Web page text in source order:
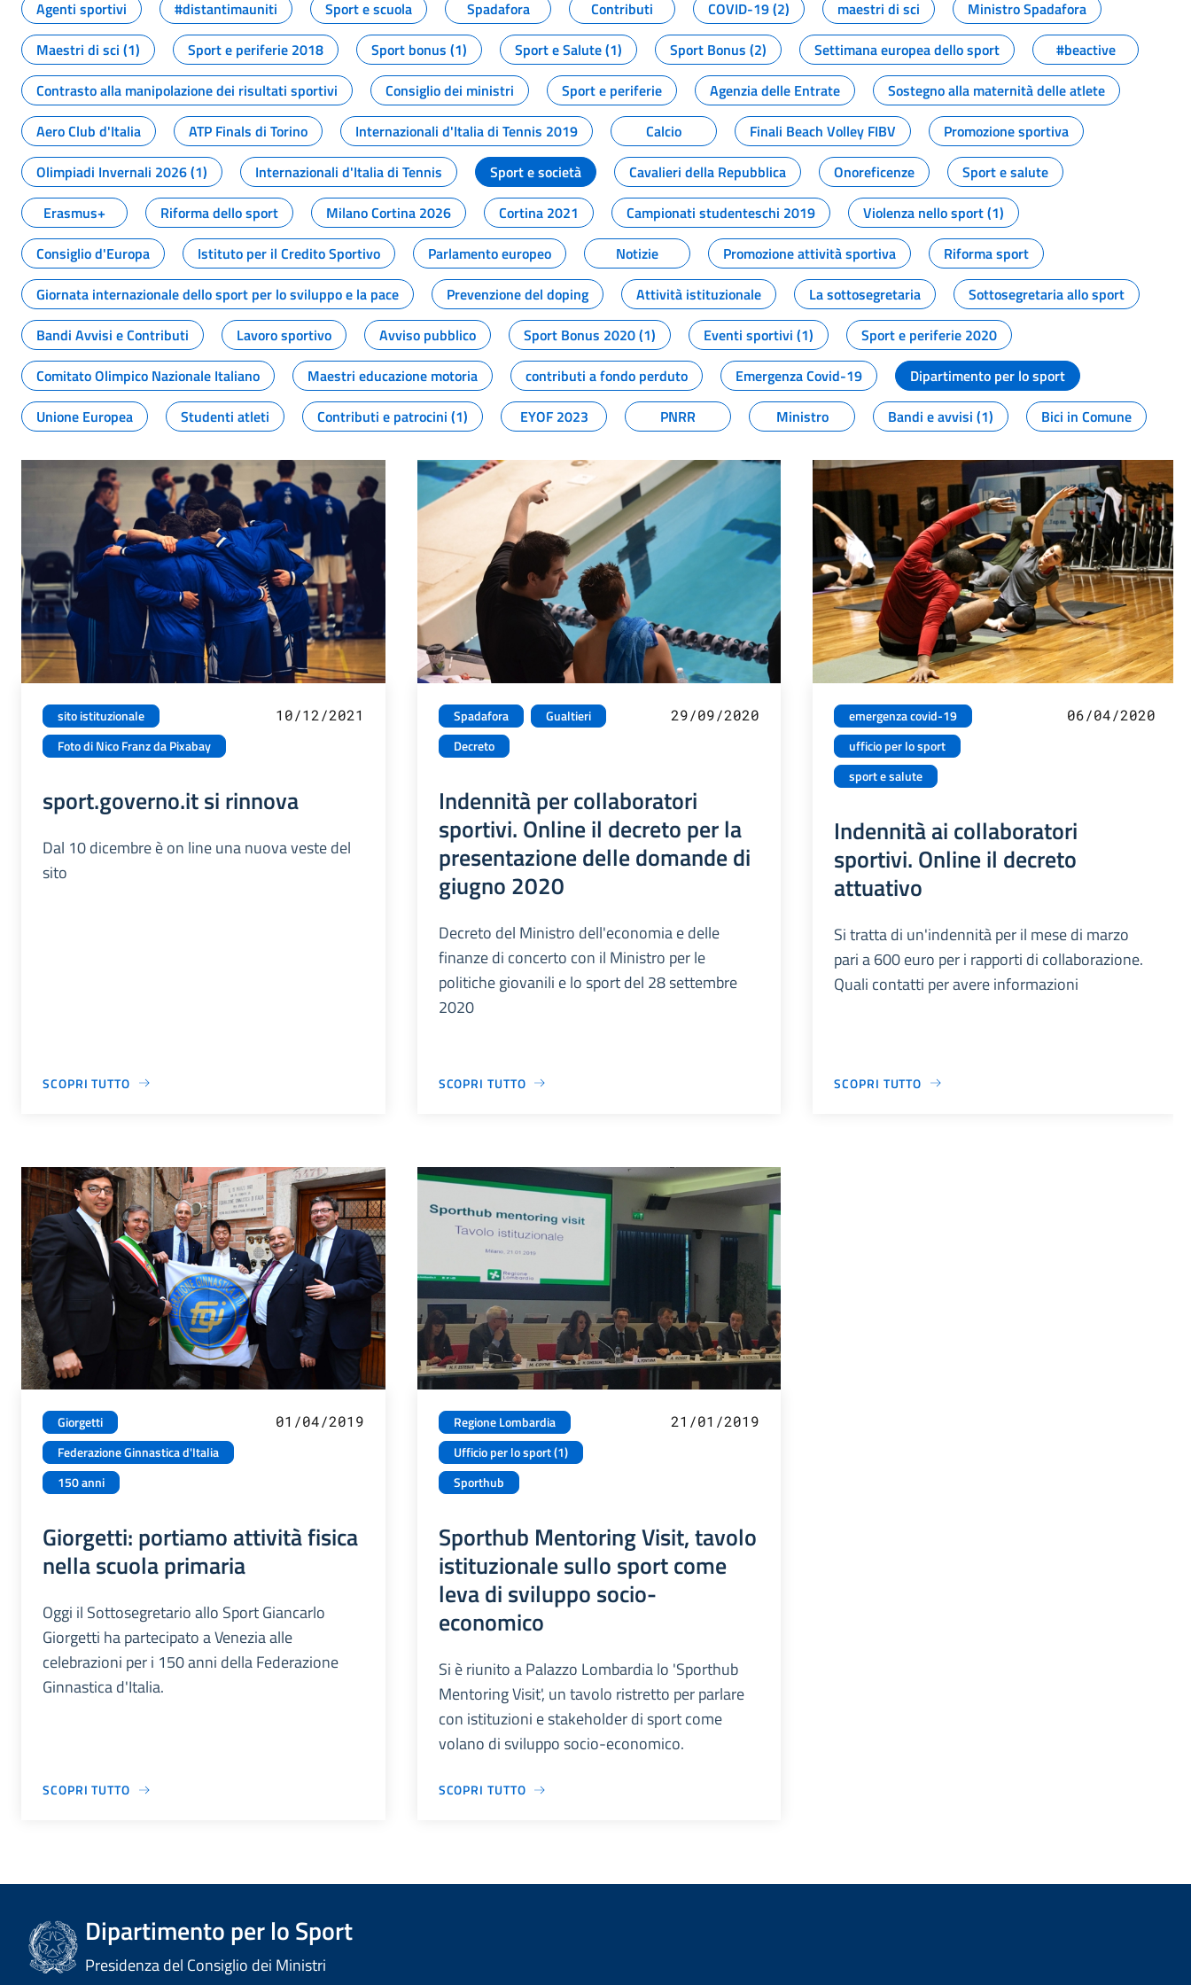
Agenti sportivi
#distantimauniti Sport e scuola Spadafora Contributi COVID-19 (2) maestri di sci
Ministro Spadafora
Maestri di sci (1)
Sport e periferie 2018 Sport bonus (1) Sport e Salute (1) Sport Bonus (2) Settimana europea dello sport
#beactive
Contrasto alla manipolazione dei risultati sportivi
Consiglio dei ministri Sport e periferie Agenzia delle Entrate
Sostegno alla maternità delle atlete
Aero Club d'Italia
ATP Finals di Torino Internazionali d'Italia di Tennis 2019 Calcio Finali Beach Volley FIBV
Promozione sportiva
Olimpiadi Invernali 2026 (1)
Internazionali d'Italia di Tennis Sport e società Cavalieri della Repubblica Onoreficenze
Sport e salute
Erasmus+
Riforma dello sport Milano Cortina 2026 Cortina 2021 Campionati studenteschi 2019
Violenza nello sport (1)
Consiglio d'Europa
Istituto per il Credito Sportivo Parlamento europeo Notizie Promozione attività sportiva
Riforma sport
Giornata internazionale dello sport per lo sviluppo e la pace
Prevenzione del doping Attività istituzionale La sottosegretaria
Sottosegretaria allo sport
Bandi Avvisi e Contributi
Lavoro sportivo Avviso pubblico Sport Bonus 2020 (1) Eventi sportivi (1)
Sport e periferie 2020
Comitato Olimpico Nazionale Italiano
Maestri educazione motoria contributi a fondo perduto Emergenza Covid-19
Dipartimento per lo sport
Unione Europea
Studenti atleti Contributi e patrocini (1) EYOF 2023 PNRR Ministro Bandi e avvisi (1) Bici in Comune
sito istituzionale
Foto di Nico Franz da Pixabay
10/12/2021
sport.governo.it si rinnova
Dal 10 dicembre è on line una nuova veste del
sito
SCOPRI TUTTO
Spadafora
Gualtieri
Decreto
29/09/2020
Indennità per collaboratori
sportivi. Online il decreto per la
presentazione delle domande di
giugno 2020
Decreto del Ministro dell'economia e delle
finanze di concerto con il Ministro per le
politiche giovanili e lo sport del 28 settembre
2020
SCOPRI TUTTO
emergenza covid-19
ufficio per lo sport
sport e salute
06/04/2020
Indennità ai collaboratori
sportivi. Online il decreto
attuativo
Si tratta di un'indennità per il mese di marzo
pari a 600 euro per i rapporti di collaborazione.
Quali contatti per avere informazioni
SCOPRI TUTTO
Giorgetti
Federazione Ginnastica d'Italia
150 anni
01/04/2019
Giorgetti: portiamo attività fisica
nella scuola primaria
Oggi il Sottosegretario allo Sport Giancarlo
Giorgetti ha partecipato a Venezia alle
celebrazioni per i 150 anni della Federazione
Ginnastica d'Italia.
SCOPRI TUTTO
Regione Lombardia
Ufficio per lo sport (1)
Sporthub
21/01/2019
Sporthub Mentoring Visit, tavolo
istituzionale sullo sport come
leva di sviluppo socio-
economico
Si è riunito a Palazzo Lombardia lo 'Sporthub
Mentoring Visit', un tavolo ristretto per parlare
con istituzioni e stakeholder di sport come
volano di sviluppo socio-economico.
SCOPRI TUTTO
Dipartimento per lo Sport
Presidenza del Consiglio dei Ministri